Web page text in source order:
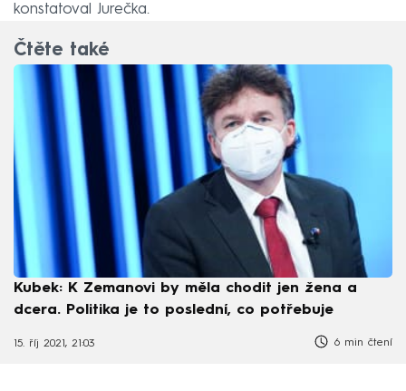
konstatoval Jurečka.
Čtěte také
Kubek: K Zemanovi by měla chodit jen žena a
dcera. Politika je to poslední, co potřebuje
15. říj 2021, 21:03 6 min čtení